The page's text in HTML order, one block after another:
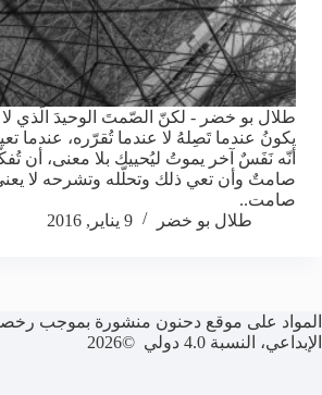
طلال بو خضر - لكنّ الصّمتَ الوحيدَ الّذي
يكونُ عندما تَصِلهُ لا عندما تُقرّره، عندما
أنّه نَفَسٌ آخر يموتُ ليُحييك بلا معنى، أن
صامتٌ وأن تعي ذلك وتحلّله وتشرحه لا يعني
صامت..
طلال بو خضر
9 يناير, 2016
المواد على موقع دحنون منشورة بموجب
الإبداعي، النسبة 4.0 دولي ©2026